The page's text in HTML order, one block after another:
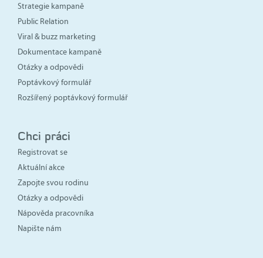
Strategie kampaně
Public Relation
Viral & buzz marketing
Dokumentace kampaně
Otázky a odpovědi
Poptávkový formulář
Rozšířený poptávkový formulář
Chci práci
Registrovat se
Aktuální akce
Zapojte svou rodinu
Otázky a odpovědi
Nápověda pracovníka
Napište nám